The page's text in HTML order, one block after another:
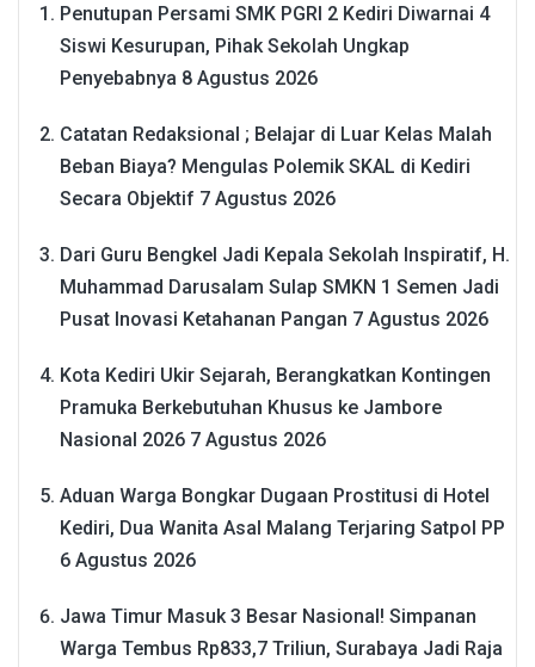
Penutupan Persami SMK PGRI 2 Kediri Diwarnai 4
Siswi Kesurupan, Pihak Sekolah Ungkap
Penyebabnya 8 Agustus 2026
Catatan Redaksional ; Belajar di Luar Kelas Malah
Beban Biaya? Mengulas Polemik SKAL di Kediri
Secara Objektif 7 Agustus 2026
Dari Guru Bengkel Jadi Kepala Sekolah Inspiratif, H.
Muhammad Darusalam Sulap SMKN 1 Semen Jadi
Pusat Inovasi Ketahanan Pangan 7 Agustus 2026
Kota Kediri Ukir Sejarah, Berangkatkan Kontingen
Pramuka Berkebutuhan Khusus ke Jambore
Nasional 2026 7 Agustus 2026
Aduan Warga Bongkar Dugaan Prostitusi di Hotel
Kediri, Dua Wanita Asal Malang Terjaring Satpol PP
6 Agustus 2026
Jawa Timur Masuk 3 Besar Nasional! Simpanan
Warga Tembus Rp833,7 Triliun, Surabaya Jadi Raja